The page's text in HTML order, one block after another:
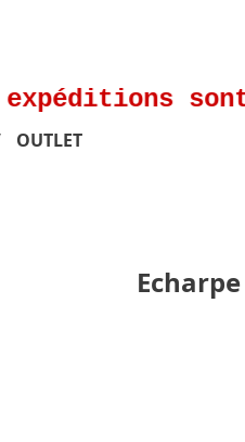
OUTLET
expéditions